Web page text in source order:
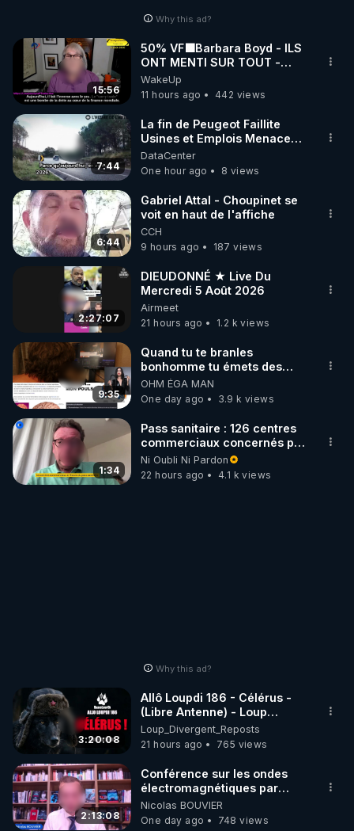
Why this ad?
15:56
50% VF🟩Barbara Boyd - ILS
ONT MENTI SUR TOUT -
Jocelyne Traduction
WakeUp
11 hours ago
442 views
7:44
La fin de Peugeot Faillite
Usines et Emplois Menacees
- L'heure de l'auto
DataCenter
One hour ago
8 views
6:44
Gabriel Attal - Choupinet se
voit en haut de l'affiche
CCH
9 hours ago
187 views
2:27:07
DIEUDONNÉ ★ Live Du
Mercredi 5 Août 2026
Airmeet
21 hours ago
1.2 k views
9:35
Quand tu te branles
bonhomme tu émets des
ondes ils ont juste omis de
t'expliquer
OHM ÉGA MAN
One day ago
3.9 k views
1:34
Pass sanitaire : 126 centres
commerciaux concernés par
l'obligation dans toute la
France
Ni Oubli Ni Pardon
22 hours ago
4.1 k views
Why this ad?
3:20:08
Allô Loupdi 186 - Célérus -
(Libre Antenne) - Loup
Divergent 2026.08.06
Loup_Divergent_Reposts
21 hours ago
765 views
2:13:08
Conférence sur les ondes
électromagnétiques par
Grégoire Caustru et Bart de
Wever !
Nicolas BOUVIER
One day ago
748 views